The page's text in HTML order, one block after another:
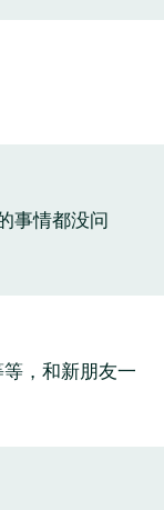
事情都没问
，和新朋友一